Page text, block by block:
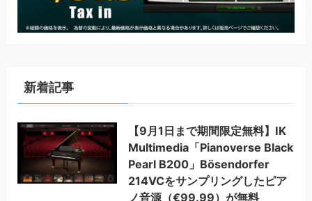
新着記事
【9月1日まで期間限定無料】IK
Multimedia「Pianoverse Black
Pearl B200」Bösendorfer
214VCをサンプリングしたピア
ノ音源（€99.99）が無料